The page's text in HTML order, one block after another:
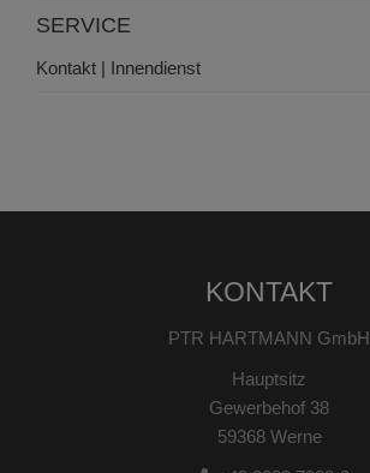
SERVICE
Kontakt | Innendienst
KONTAKT
PTR HARTMANN GmbH
Hauptsitz
Gewerbehof 38
59368 Werne